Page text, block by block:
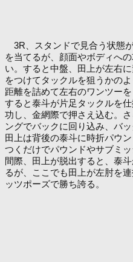
3R、スタンドで見合う状態
を当てるが、顔面やボディへ
い。すると中盤、田上が左右
をつけてタックルを狙うかの
距離を詰めて左右のワンツー
すると泰斗が片足タックルを
功し、金網際で押さえ込む。
ングでバックに回り込み、バ
田上は背後の泰斗に時折パウ
つくだけでパウンドやサブミ
間際、田上が脱出すると、泰
るが、ここでも田上が左肘を
ッツポーズで勝ち誇る。